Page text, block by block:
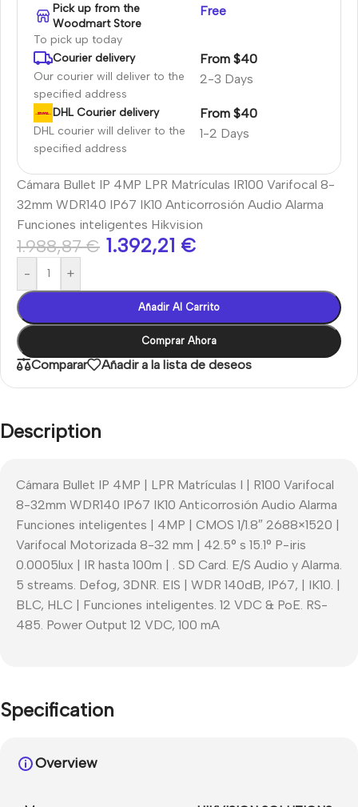
Pick up from the
Woodmart Store
To pick up today
Free
Courier delivery
Our courier will deliver to the
specified address
2-3 Days
From $40
DHL Courier delivery
DHL courier will deliver to the
specified address
1-2 Days
From $40
Cámara Bullet IP 4MP LPR Matrículas IR100 Varifocal 8-
32mm WDR140 IP67 IK10 Anticorrosión Audio Alarma
Funciones inteligentes Hikvision
1.988,87€ 1.392,21 €
- +
Añadir Al Carrito
Comprar Ahora
Comparar Añadir a la lista de deseos
Description
Cámara Bullet IP 4MP | LPR Matrículas I | R100 Varifocal
8-32mm WDR140 IP67 IK10 Anticorrosión Audio Alarma
Funciones inteligentes | 4MP | CMOS 1/1.8″ 2688×1520 |
Varifocal Motorizada 8-32 mm | 42.5° s 15.1° P-iris
0.0005lux | IR hasta 100m | . SD Card. E/S Audio y Alarma.
5 streams. Defog, 3DNR. EIS | WDR 140dB, IP67, | IK10. |
BLC, HLC | Funciones inteligentes. 12 VDC & PoE. RS-
485. Power Output 12 VDC, 100 mA
Specification
Overview